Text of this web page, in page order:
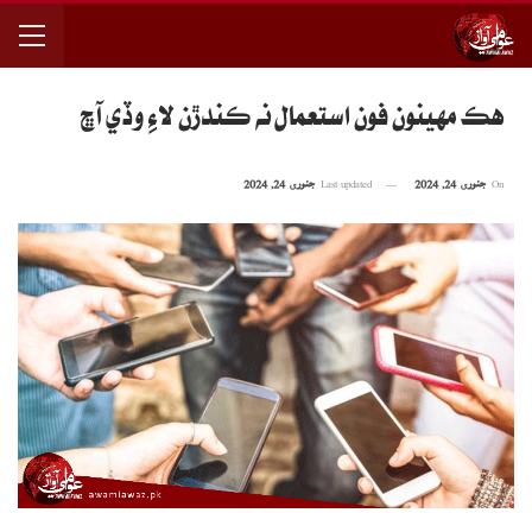
هڪ مهينون فون استعمال نه ڪندڙن لاءِ وڏي آڇ